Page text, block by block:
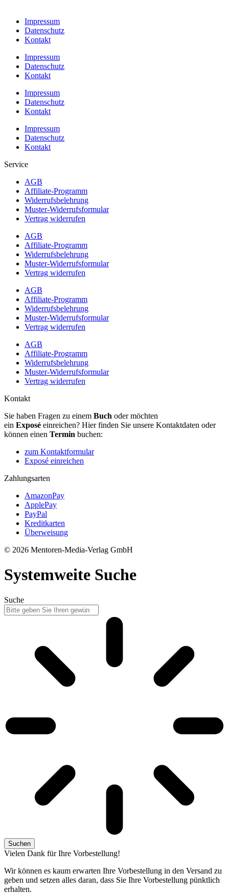
Impressum
Datenschutz
Kontakt
Impressum
Datenschutz
Kontakt
Impressum
Datenschutz
Kontakt
Impressum
Datenschutz
Kontakt
Service
AGB
Affiliate-Programm
Widerrufsbelehrung
Muster-Widerrufsformular
Vertrag widerrufen
AGB
Affiliate-Programm
Widerrufsbelehrung
Muster-Widerrufsformular
Vertrag widerrufen
AGB
Affiliate-Programm
Widerrufsbelehrung
Muster-Widerrufsformular
Vertrag widerrufen
AGB
Affiliate-Programm
Widerrufsbelehrung
Muster-Widerrufsformular
Vertrag widerrufen
Kontakt
Sie haben Fragen zu einem Buch oder möchten
ein Exposé einreichen? Hier finden Sie unsere Kontaktdaten oder
können einen Termin buchen:
zum Kontaktformular
Exposé einreichen
Zahlungsarten
AmazonPay
ApplePay
PayPal
Kreditkarten
Überweisung
© 2026 Mentoren-Media-Verlag GmbH
Systemweite Suche
Suche
Suchen
Vielen Dank für Ihre Vorbestellung!
Wir können es kaum erwarten Ihre Vorbestellung in den Versand zu
geben und setzen alles daran, dass Sie Ihre Vorbestellung pünktlich
erhalten.